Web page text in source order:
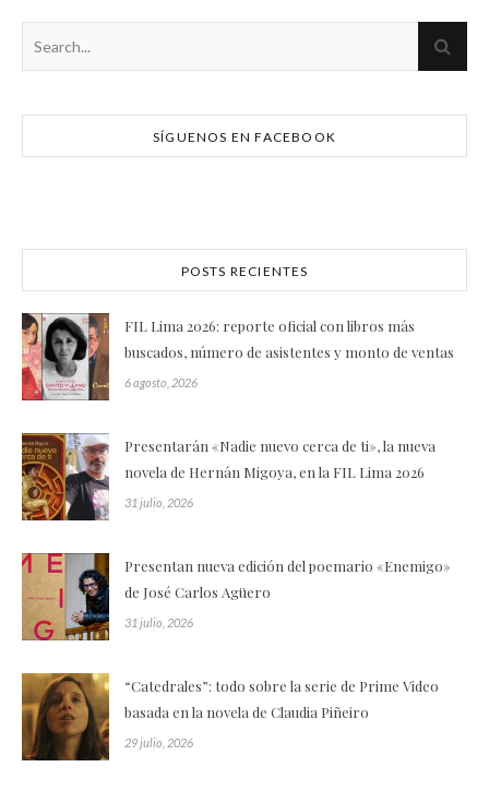
SÍGUENOS EN FACEBOOK
POSTS RECIENTES
FIL Lima 2026: reporte oficial con libros más
buscados, número de asistentes y monto de ventas
6 agosto, 2026
Presentarán «Nadie nuevo cerca de ti», la nueva
novela de Hernán Migoya, en la FIL Lima 2026
31 julio, 2026
Presentan nueva edición del poemario «Enemigo»
de José Carlos Agüero
31 julio, 2026
“Catedrales”: todo sobre la serie de Prime Video
basada en la novela de Claudia Piñeiro
29 julio, 2026